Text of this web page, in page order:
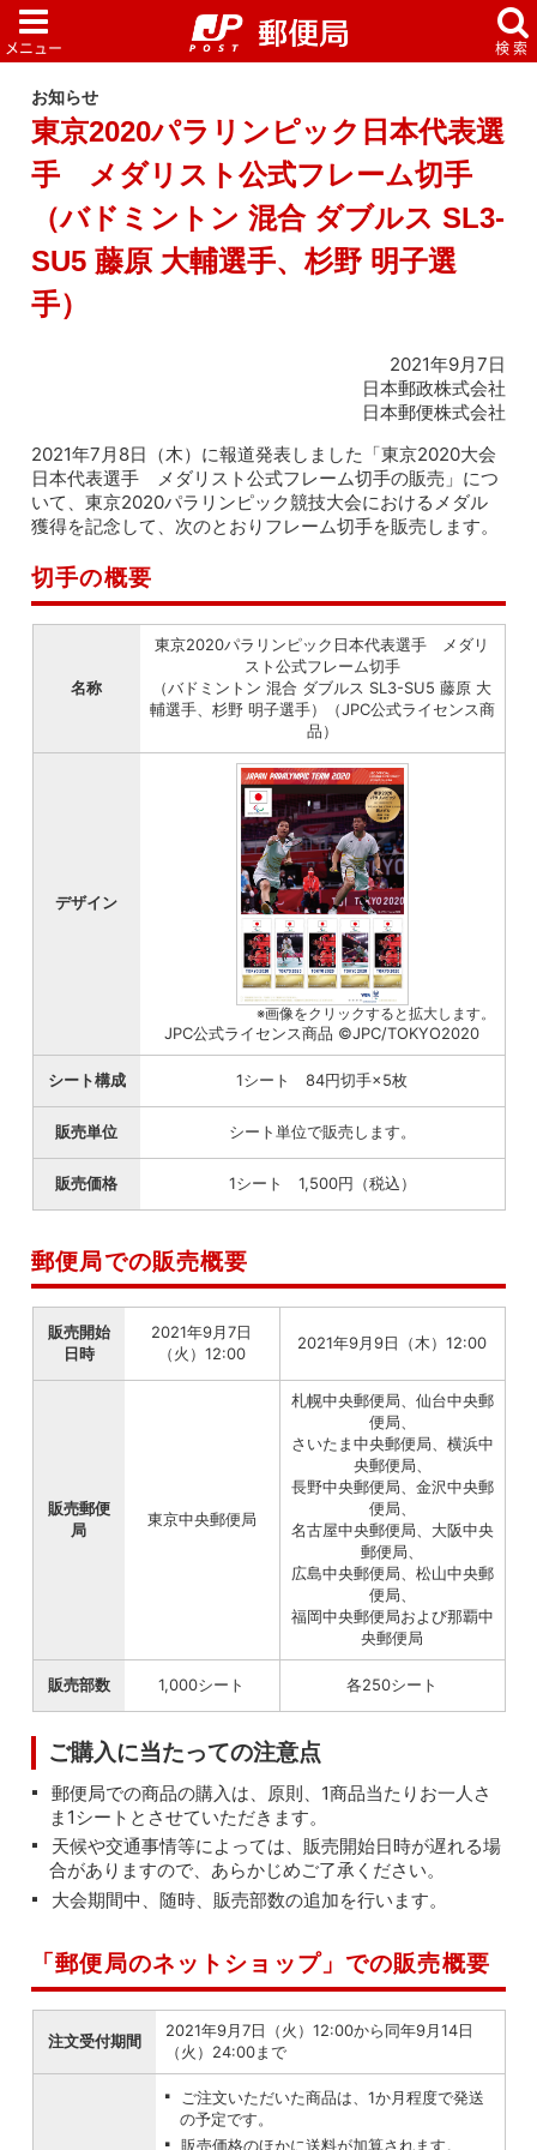
お知らせ
東京2020パラリンピック日本代表選
手 メダリスト公式フレーム切手
（バドミントン 混合 ダブルス SL3-
SU5 藤原 大輔選手、杉野 明子選
手）
2021年9月7日
日本郵政株式会社
日本郵便株式会社
2021年7月8日（木）に報道発表しました「東京2020大会
日本代表選手 メダリスト公式フレーム切手の販売」につ
いて、東京2020パラリンピック競技大会におけるメダル
獲得を記念して、次のとおりフレーム切手を販売します。
切手の概要
名称
東京2020パラリンピック日本代表選手 メダリ
スト公式フレーム切手
（バドミントン 混合 ダブルス SL3-SU5 藤原 大
輔選手、杉野 明子選手）（JPC公式ライセンス商
品）
デザイン
※画像をクリックすると拡大します。
JPC公式ライセンス商品 ©JPC/TOKYO2020
シート構成 1シート 84円切手×5枚
販売単位 シート単位で販売します。
販売価格 1シート 1,500円（税込）
郵便局での販売概要
販売開始
日時
2021年9月7日
（火）12:00
2021年9月9日（木）12:00
販売郵便
局
東京中央郵便局
札幌中央郵便局、仙台中央郵
便局、
さいたま中央郵便局、横浜中
央郵便局、
長野中央郵便局、金沢中央郵
便局、
名古屋中央郵便局、大阪中央
郵便局、
広島中央郵便局、松山中央郵
便局、
福岡中央郵便局および那覇中
央郵便局
販売部数 1,000シート 各250シート
ご購入に当たっての注意点
郵便局での商品の購入は、原則、1商品当たりお一人さ
ま1シートとさせていただきます。
天候や交通事情等によっては、販売開始日時が遅れる場
合がありますので、あらかじめご了承ください。
大会期間中、随時、販売部数の追加を行います。
「郵便局のネットショップ」での販売概要
注文受付期間
2021年9月7日（火）12:00から同年9月14日
（火）24:00まで
ご注文いただいた商品は、1か月程度で発送
の予定です。
販売価格のほかに送料が加算されます。